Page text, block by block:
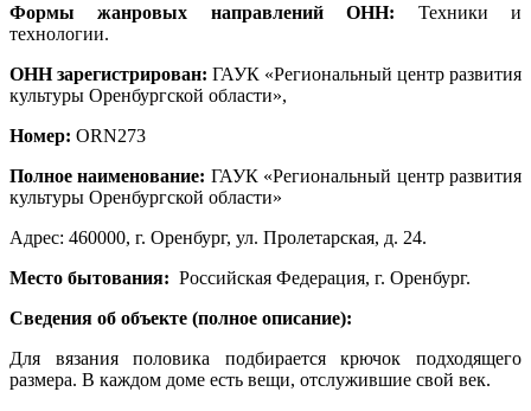
Формы жанровых направлений ОНН: Техники и
технологии.
ОНН зарегистрирован: ГАУК «Региональный центр развития
культуры Оренбургской области»,
Номер: ORN273
Полное наименование: ГАУК «Региональный центр развития
культуры Оренбургской области»
Адрес: 460000, г. Оренбург, ул. Пролетарская, д. 24.
Место бытования: Российская Федерация, г. Оренбург.
Сведения об объекте (полное описание):
Для вязания половика подбирается крючок подходящего
размера. В каждом доме есть вещи, отслужившие свой век.